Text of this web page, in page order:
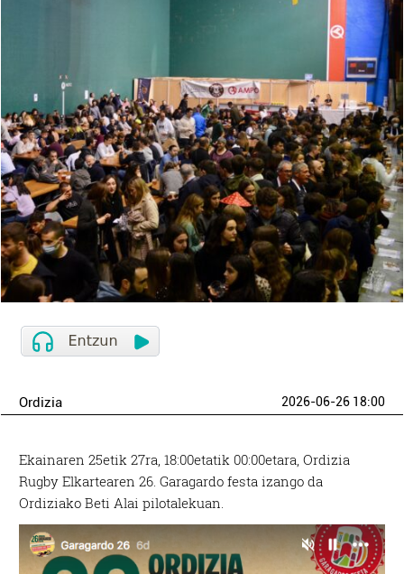
Ordizia 2026-06-26 18:00
Ekainaren 25etik 27ra, 18:00etatik 00:00etara, Ordizia
Rugby Elkartearen 26. Garagardo festa izango da
Ordiziako Beti Alai pilotalekuan.